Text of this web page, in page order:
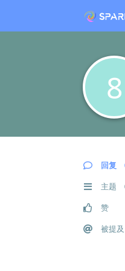
8
回复
主题
赞
被提及